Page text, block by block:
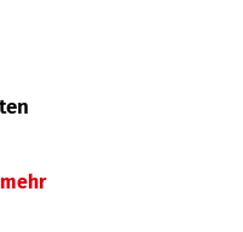
mehr